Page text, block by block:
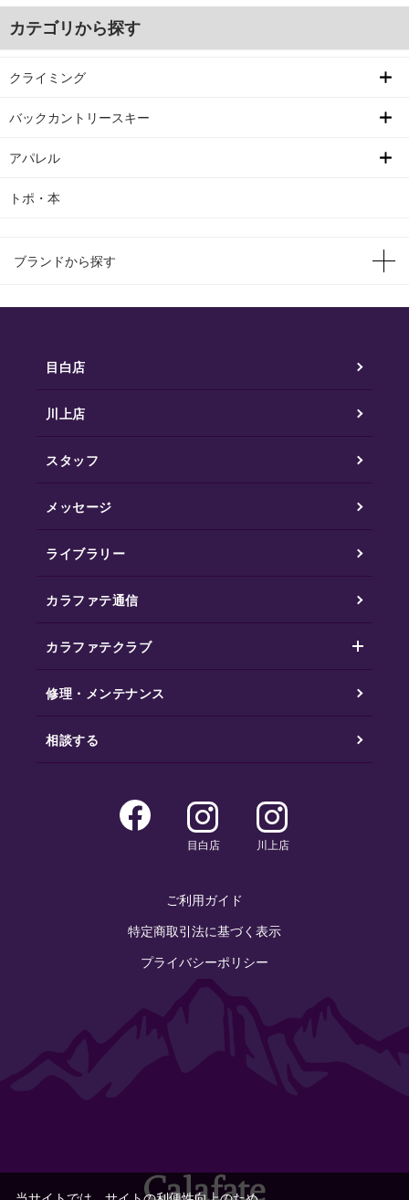
カテゴリから探す
クライミング
バックカントリースキー
アパレル
トポ・本
ブランドから探す
目白店
川上店
スタッフ
メッセージ
ライブラリー
カラファテ通信
カラファテクラブ
修理・メンテナンス
相談する
目白店 川上店
ご利用ガイド
特定商取引法に基づく表示
プライバシーポリシー